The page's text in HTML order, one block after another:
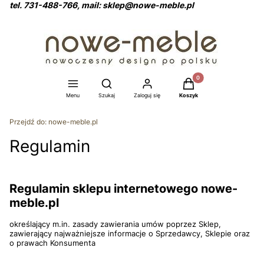
tel. 731-488-766, mail: sklep@nowe-meble.pl
Menu
Otwórz wyszukiwarkę
Szukaj Zaloguj się
Produkty w koszyku:
Koszyk
Przejdź do: nowe-meble.pl
Regulamin
Regulamin sklepu internetowego nowe-
meble.pl
określający m.in. zasady zawierania umów poprzez Sklep,
zawierający najważniejsze informacje o Sprzedawcy, Sklepie oraz
o prawach Konsumenta